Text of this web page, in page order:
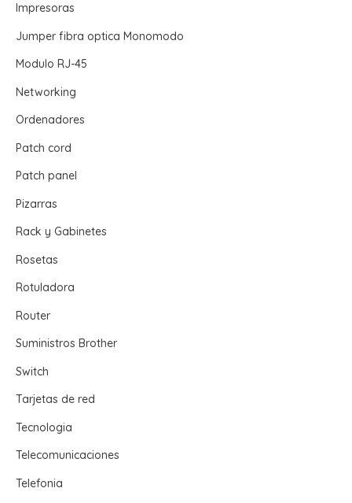
Impresoras
Jumper fibra optica Monomodo
Modulo RJ-45
Networking
Ordenadores
Patch cord
Patch panel
Pizarras
Rack y Gabinetes
Rosetas
Rotuladora
Router
Suministros Brother
Switch
Tarjetas de red
Tecnologia
Telecomunicaciones
Telefonia